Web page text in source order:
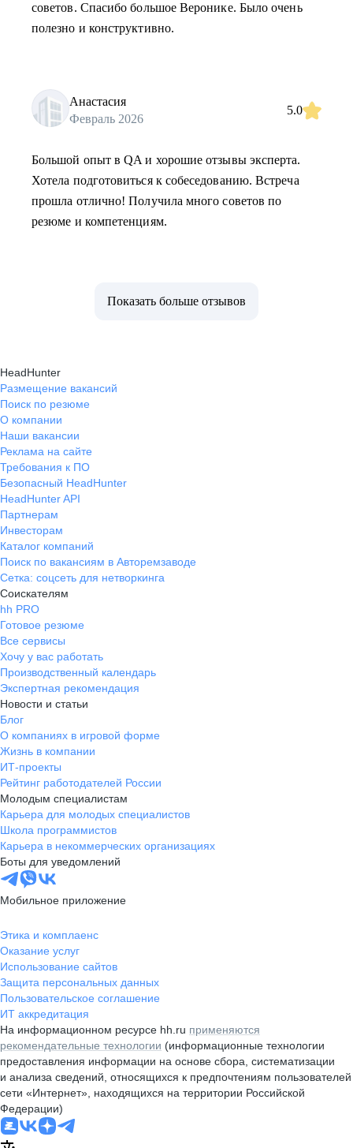
советов. Спасибо большое Веронике. Было очень
полезно и конструктивно.
Анастасия
Февраль 2026
5.0
Большой опыт в QA и хорошие отзывы эксперта.
Хотела подготовиться к собеседованию. Встреча
прошла отлично! Получила много советов по
резюме и компетенциям.
Показать больше отзывов
HeadHunter
Размещение вакансий
Поиск по резюме
О компании
Наши вакансии
Реклама на сайте
Требования к ПО
Безопасный HeadHunter
HeadHunter API
Партнерам
Инвесторам
Каталог компаний
Поиск по вакансиям в Авторемзаводе
Сетка: соцсеть для нетворкинга
Соискателям
hh PRO
Готовое резюме
Все сервисы
Хочу у вас работать
Производственный календарь
Экспертная рекомендация
Новости и статьи
Блог
О компаниях в игровой форме
Жизнь в компании
ИТ-проекты
Рейтинг работодателей России
Молодым специалистам
Карьера для молодых специалистов
Школа программистов
Карьера в некоммерческих организациях
Боты для уведомлений
Мобильное приложение
Этика и комплаенс
Оказание услуг
Использование сайтов
Защита персональных данных
Пользовательское соглашение
ИТ аккредитация
На информационном ресурсе hh.ru применяются
рекомендательные технологии (информационные технологии
предоставления информации на основе сбора, систематизации
и анализа сведений, относящихся к предпочтениям пользователей
сети «Интернет», находящихся на территории Российской
Федерации)